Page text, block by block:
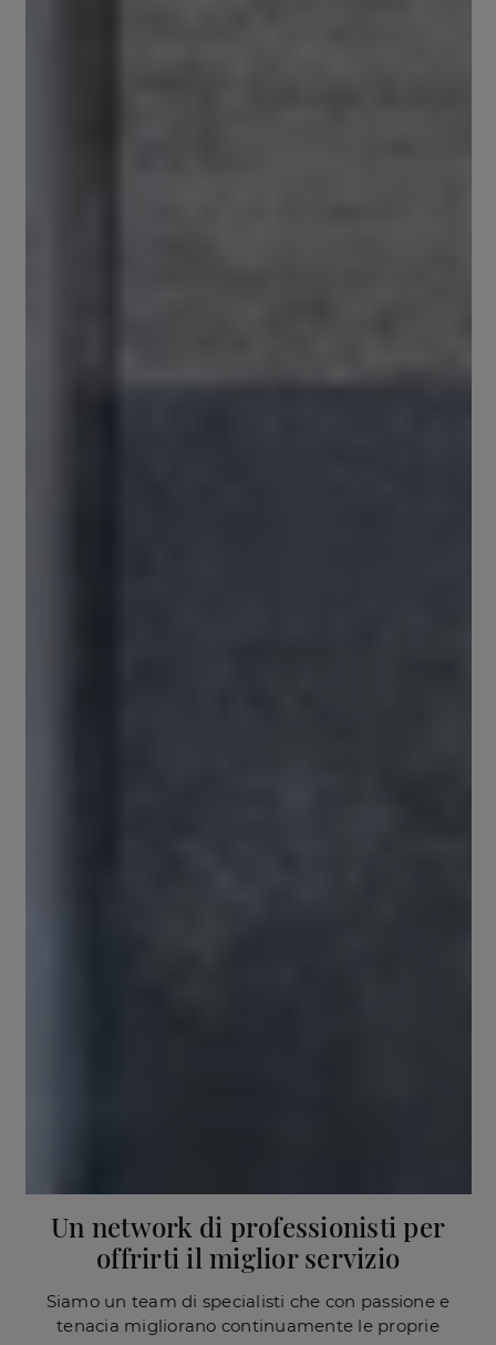
Un network di professionisti per
offrirti il miglior servizio
Siamo un team di specialisti che con passione e
tenacia migliorano continuamente le proprie